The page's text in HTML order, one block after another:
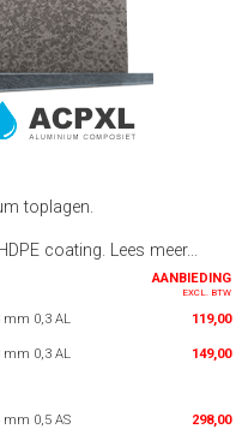
toplagen.
coating. Lees meer...
AANBIEDING
EXCL. BTW
0,3 AL 119,00
0,3 AL 149,00
mm 0,5 AS 298,00